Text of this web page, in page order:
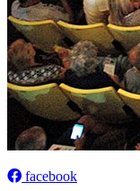
facebook